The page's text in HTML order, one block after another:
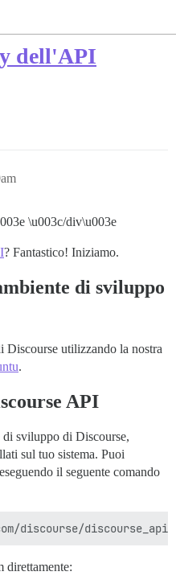
dell'API
\u003c/div\u003e
? Fantastico! Iniziamo.
di sviluppo
Discourse utilizzando la nostra
.
API
di sviluppo di Discourse,
sul tuo sistema. Puoi
il seguente comando
direttamente: